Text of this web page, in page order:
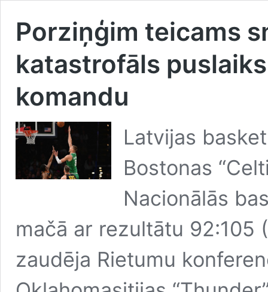
Porziņģim teicams
katastrofāls
komandu
Latvijas
Bostonas
Nacionālās
mačā ar rezultātu 92:105
zaudēja Rietumu